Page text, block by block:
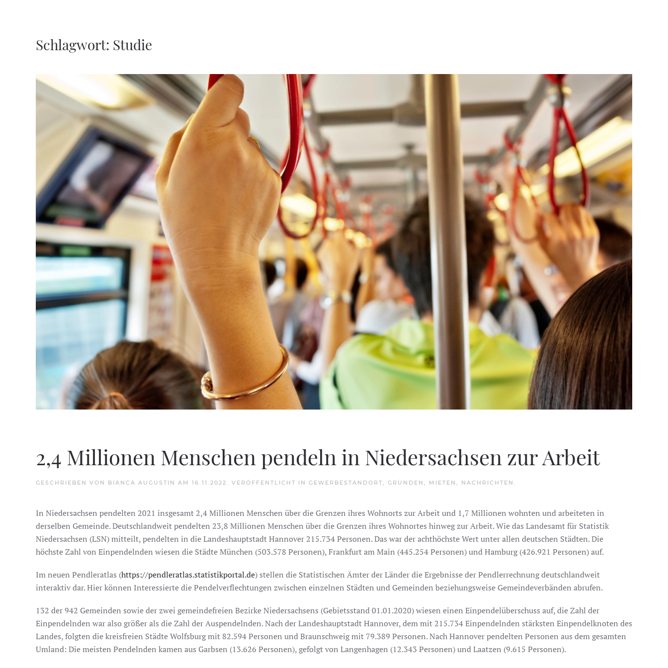
Schlagwort: Studie
2,4 Millionen Menschen pendeln in Niedersachsen zur Arbeit
GESCHRIEBEN VON BIANCA AUGUSTIN AM 16.11.2022 . VERÖFFENTLICHT IN GEWERBESTANDORT GRÜNDEN MIETEN NACHRICHTEN
In Niedersachsen pendelten 2021 insgesamt 2,4 Millionen Menschen über die Grenzen ihres Wohnorts zur Arbeit und 1,7 Millionen wohnten und arbeiteten in
derselben Gemeinde. Deutschlandweit pendelten 23,8 Millionen Menschen über die Grenzen ihres Wohnortes hinweg zur Arbeit. Wie das Landesamt für Statistik
Niedersachsen (LSN) mitteilt, pendelten in die Landeshauptstadt Hannover 215.734 Personen. Das war der achthöchste Wert unter allen deutschen Städten. Die
höchste Zahl von Einpendelnden wiesen die Städte München (503.578 Personen), Frankfurt am Main (445.254 Personen) und Hamburg (426.921 Personen) auf.
Im neuen Pendleratlas (https://pendleratlas.statistikportal.de) stellen die Statistischen Ämter der Länder die Ergebnisse der Pendlerrechnung deutschlandweit
interaktiv dar. Hier können Interessierte die Pendelverflechtungen zwischen einzelnen Städten und Gemeinden beziehungsweise Gemeindeverbänden abrufen.
132 der 942 Gemeinden sowie der zwei gemeindefreien Bezirke Niedersachsens (Gebietsstand 01.01.2020) wiesen einen Einpendelüberschuss auf, die Zahl der
Einpendelnden war also größer als die Zahl der Auspendelnden. Nach der Landeshauptstadt Hannover, dem mit 215.734 Einpendelnden stärksten Einpendelknoten des
Landes, folgten die kreisfreien Städte Wolfsburg mit 82.594 Personen und Braunschweig mit 79.389 Personen. Nach Hannover pendelten Personen aus dem gesamten
Umland: Die meisten Pendelnden kamen aus Garbsen (13.626 Personen), gefolgt von Langenhagen (12.343 Personen) und Laatzen (9.615 Personen).